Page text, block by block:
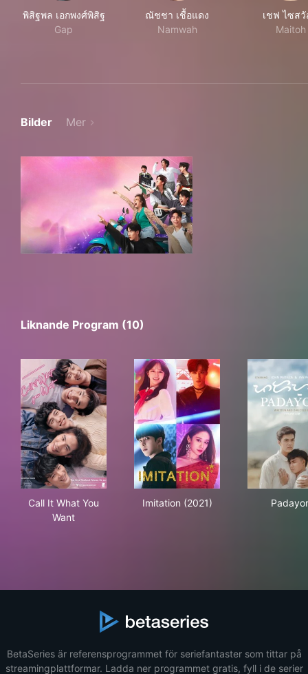
พิสิฐพล เอกพงศ์พิสิฐ
Gap
ณัชชา เชื้อแดง
Namwah
เชฟ ไซส
Maitoh
Bilder Mer
Liknande Program (10)
Call It What You
Want
Imitation (2021)
BetaSeries är referensprogrammet för seriefantaster som tittar på
streamingplattformar. Ladda ner programmet gratis, fyll i de serier